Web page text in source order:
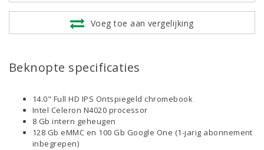
Voeg toe aan vergelijking
Beknopte specificaties
14.0" Full HD IPS Ontspiegeld chromebook
Intel Celeron N4020 processor
8 Gb intern geheugen
128 Gb eMMC en 100 Gb Google One (1-jarig abonnement
inbegrepen)